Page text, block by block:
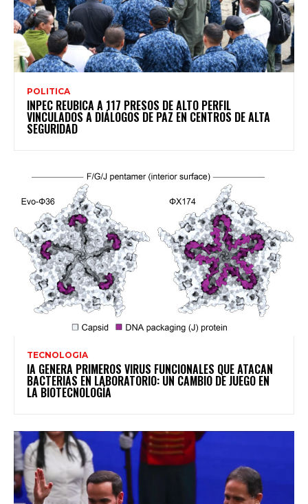
POLITICA
INPEC REUBICA A 117 PRESOS DE ALTO PERFIL
VINCULADOS A DIÁLOGOS DE PAZ EN CENTROS DE ALTA
SEGURIDAD
TECNOLOGIA
IA GENERA PRIMEROS VIRUS FUNCIONALES QUE ATACAN
BACTERIAS EN LABORATORIO: UN CAMBIO DE JUEGO EN
LA BIOTECNOLOGÍA